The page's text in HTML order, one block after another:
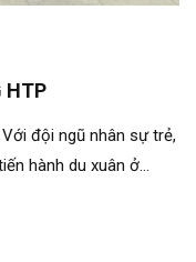
HTP
đội ngũ nhân sự trẻ,
hành du xuân ở